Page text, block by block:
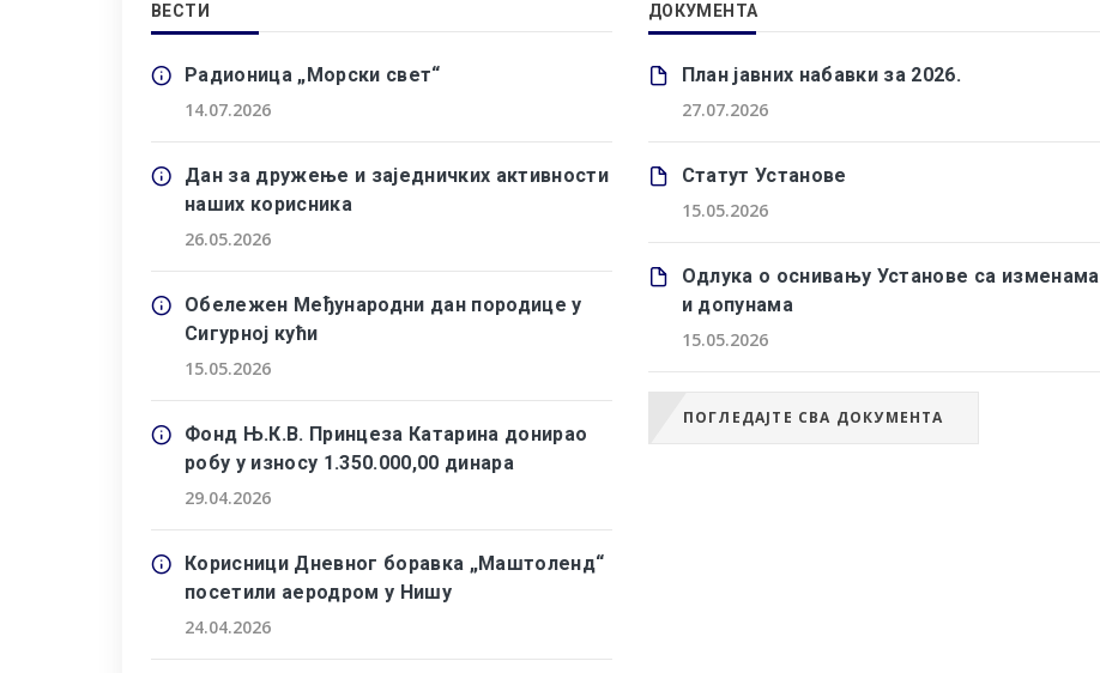
ВЕСТИ
Радионица „Морски свет“
14.07.2026
Дан за дружење и заједничких активности
наших корисника
26.05.2026
Обележен Међународни дан породице у
Сигурној кући
15.05.2026
Фонд Њ.К.В. Принцеза Катарина донирао
робу у износу 1.350.000,00 динара
29.04.2026
Корисници Дневног боравка „Маштоленд“
посетили аеродром у Нишу
24.04.2026
ДОКУМЕНТА
План јавних набавки за 2026.
27.07.2026
Статут Установе
15.05.2026
Одлука о оснивању Установе са изменама
и допунама
15.05.2026
ПОГЛЕДАЈТЕ СВА ДОКУМЕНТА